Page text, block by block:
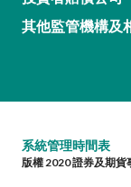
其他監管機構及
系統管理時間表
版權 2020 證券及期